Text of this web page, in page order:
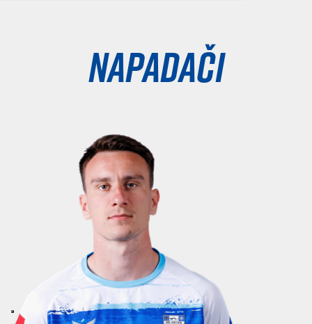
Napadači